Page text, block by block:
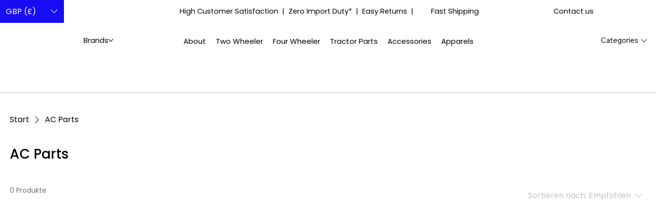
GBP (£) High Customer Satisfaction | Zero Import Duty* | Easy Returns | Fast Shipping Contact us
Brands About Two Wheeler Four Wheeler Tractor Parts Accessories Apparels Categories
Start AC Parts
AC Parts
0 Produkte Sortieren nach: Empfohlen